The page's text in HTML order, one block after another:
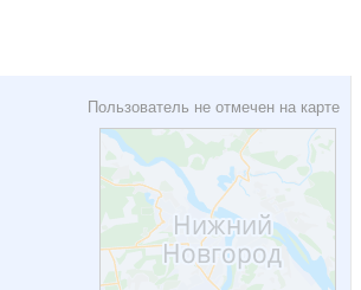
Пользователь не отмечен на карте